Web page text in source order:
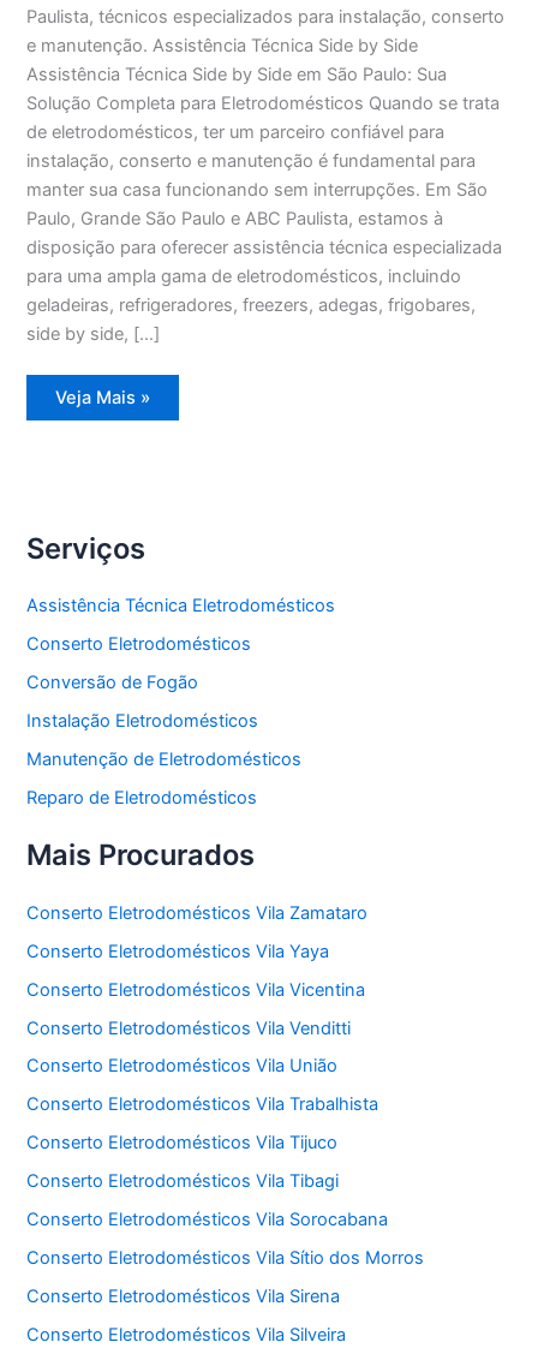
Paulista, técnicos especializados para instalação, conserto
e manutenção. Assistência Técnica Side by Side
Assistência Técnica Side by Side em São Paulo: Sua
Solução Completa para Eletrodomésticos Quando se trata
de eletrodomésticos, ter um parceiro confiável para
instalação, conserto e manutenção é fundamental para
manter sua casa funcionando sem interrupções. Em São
Paulo, Grande São Paulo e ABC Paulista, estamos à
disposição para oferecer assistência técnica especializada
para uma ampla gama de eletrodomésticos, incluindo
geladeiras, refrigeradores, freezers, adegas, frigobares,
side by side, […]
Assistência
Técnica
Veja Mais »
Serviços
Assistência Técnica Eletrodomésticos
Conserto Eletrodomésticos
Conversão de Fogão
Instalação Eletrodomésticos
Manutenção de Eletrodomésticos
Reparo de Eletrodomésticos
Mais Procurados
Conserto Eletrodomésticos Vila Zamataro
Conserto Eletrodomésticos Vila Yaya
Conserto Eletrodomésticos Vila Vicentina
Conserto Eletrodomésticos Vila Venditti
Conserto Eletrodomésticos Vila União
Conserto Eletrodomésticos Vila Trabalhista
Conserto Eletrodomésticos Vila Tijuco
Conserto Eletrodomésticos Vila Tibagi
Conserto Eletrodomésticos Vila Sorocabana
Conserto Eletrodomésticos Vila Sítio dos Morros
Conserto Eletrodomésticos Vila Sirena
Conserto Eletrodomésticos Vila Silveira